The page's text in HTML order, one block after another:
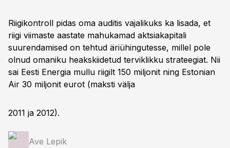
Riigikontroll pidas oma auditis vajalikuks ka lisada, et
riigi viimaste aastate mahukamad aktsiakapitali
suurendamised on tehtud äriühingutesse, millel pole
olnud omaniku heakskiidetud terviklikku strateegiat. Nii
sai Eesti Energia mullu riigilt 150 miljonit ning Estonian
Air 30 miljonit eurot (maksti välja
2011 ja 2012).
Ave Lepik